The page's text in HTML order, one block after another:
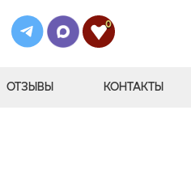
0
ОТЗЫВЫ КОНТАКТЫ